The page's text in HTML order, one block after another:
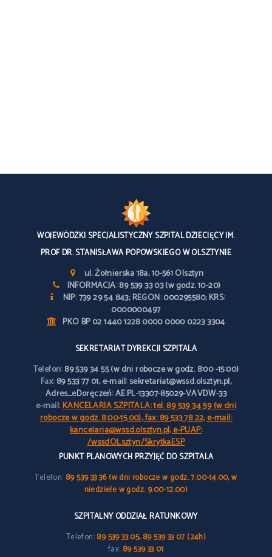
WOJEWÓDZKI SPECJALISTYCZNY SZPITAL DZIECIĘCY IM.
PROF DR. STANISŁAWA POPOWSKIEGO W OLSZTYNIE
ul. Żołnierska 18a, 10-561 Olsztyn
INFORMACJA: 89 539 33 03 (w godz. 10-20)
NIP: 739 29 54 843; REGON: 000295580; KRS:
0000000497
PKO BP 02 1440 1228 0000 0000 0223 3304
SEKRETARIAT DYREKCJI SZPITALA
Telefon:89 539 34 55 (w dni robocze w godz. 8:00 -15:00)
Fax:89 533 77 01, e-mail: sekretariat@wssd.olsztyn.pl,
Adres_eDoręczeń: AE:PL-13307-85029-VAVDW-33
e-mail:KANCELARIA SZPITALA: tel. 89 539 34 59 (w dni
robocze w godz. 8:00-15.00), fax: 89 533 78 22, e-mail:
kancelaria@wssd.olsztyn.pl, e-PUAP:
/wssdOLsztyn/SkrytkaESP
PUNKT PLANOWYCH PRZYJĘĆ DO SZPITALA
Telefon: 89 539 33 36 (w dni robocze w godz. 7.00-14.00, w
niedziele w godz. 9.00-12.00)
SZPITALNY ODDZIAŁ RATUNKOWY
Telefon:89 539 33 05, 89 539 33 07 (24h)
fax: 89 539 33 01